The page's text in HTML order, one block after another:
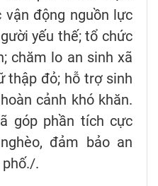
động nguồn lực
yếu thế; tổ chức
chăm lo an sinh xã
thập đỏ; hỗ trợ sinh
cảnh khó khăn.
góp phần tích cực
đảm bảo an
.